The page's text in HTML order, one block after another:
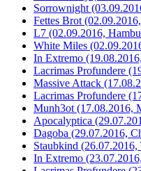
Sorrownight
Fettes Brot
L7 (02.09.2016,
White Miles
In Extremo
Lacrimas Profundere
Massive Attack
Lacrimas Profundere
Munh3ot (17.08.2016,
Apocalyptica
Dagoba (29.07.2016,
Staubkind (26.07.2016,
In Extremo